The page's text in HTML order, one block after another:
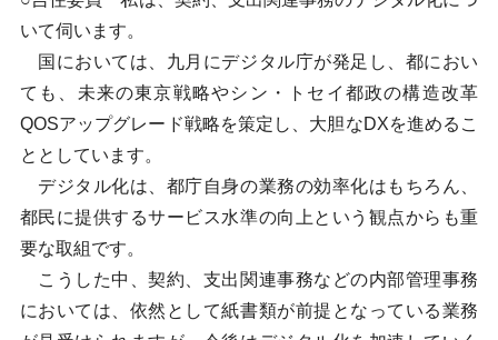
いて伺います。
国においては、九月にデジタル庁が発足し、都におい
ても、未来の東京戦略やシン・トセイ都政の構造改革
QOSアップグレード戦略を策定し、大胆なDXを進めるこ
ととしています。
デジタル化は、都庁自身の業務の効率化はもちろん、
都民に提供するサービス水準の向上という観点からも重
要な取組です。
こうした中、契約、支出関連事務などの内部管理事務
においては、依然として紙書類が前提となっている業務